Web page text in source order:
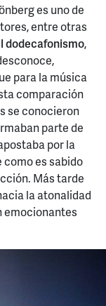
es uno de
entre otras
dodecafonismo,
para la música
comparación
se conocieron
parte de
por la
como es sabido
Más tarde
la atonalidad
emocionantes